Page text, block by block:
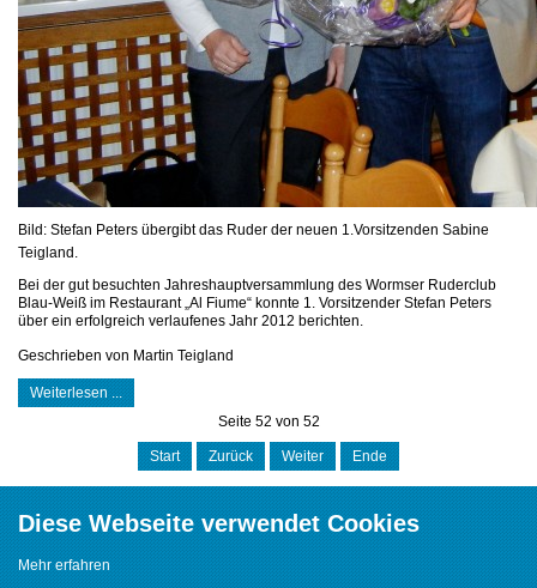
Bild: Stefan Peters übergibt das Ruder der neuen 1.Vorsitzenden Sabine
Teigland.
Bei der gut besuchten Jahreshauptversammlung des Wormser Ruderclub
Blau-Weiß im Restaurant „Al Fiume“ konnte 1. Vorsitzender Stefan Peters
über ein erfolgreich verlaufenes Jahr 2012 berichten.
Geschrieben von Martin Teigland
Weiterlesen ...
Seite 52 von 52
Start Zurück Weiter Ende
Diese Webseite verwendet Cookies
Mehr erfahren